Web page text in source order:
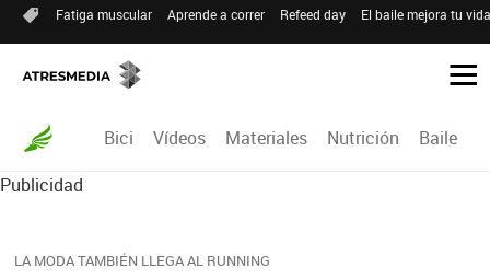
Fatiga muscular Aprende a correr Refeed day El baile mejora tu
Bici Vídeos Materiales Nutrición Baile
Publicidad
LA MODA TAMBIÉN LLEGA AL RUNNING